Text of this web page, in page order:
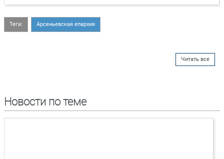
Теги: Арсеньевская епархия
Читать все
Новости по теме